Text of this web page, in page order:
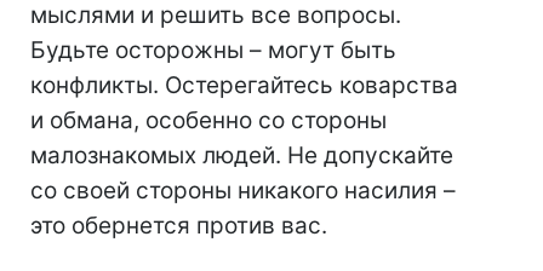
мыслями и решить все вопросы.
Будьте осторожны – могут быть
конфликты. Остерегайтесь коварства
и обмана, особенно со стороны
малознакомых людей. Не допускайте
со своей стороны никакого насилия –
это обернется против вас.